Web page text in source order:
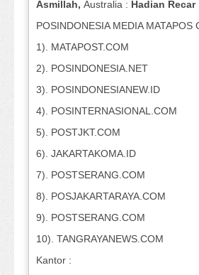
Asmillah, Australia : Hadian Recar
POSINDONESIA MEDIA MATAPOS
1). MATAPOST.COM
2). POSINDONESIA.NET
3). POSINDONESIANEW.ID
4). POSINTERNASIONAL.COM
5). POSTJKT.COM
6). JAKARTAKOMA.ID
7). POSTSERANG.COM
8). POSJAKARTARAYA.COM
9). POSTSERANG.COM
10). TANGRAYANEWS.COM
Kantor :